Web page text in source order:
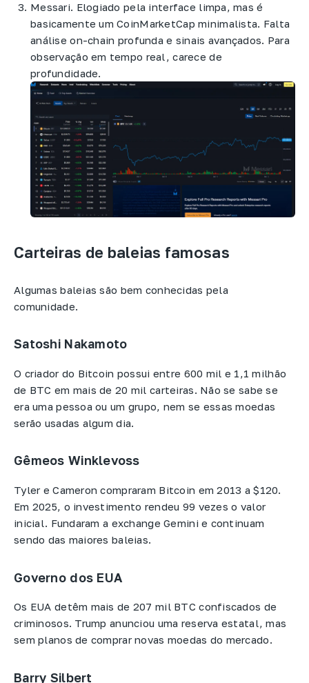
Messari. Elogiado pela interface limpa, mas é
basicamente um CoinMarketCap minimalista. Falta
análise on-chain profunda e sinais avançados. Para
observação em tempo real, carece de
profundidade.
Carteiras de baleias famosas
Algumas baleias são bem conhecidas pela
comunidade.
Satoshi Nakamoto
O criador do Bitcoin possui entre 600 mil e 1,1 milhão
de BTC em mais de 20 mil carteiras. Não se sabe se
era uma pessoa ou um grupo, nem se essas moedas
serão usadas algum dia.
Gêmeos Winklevoss
Tyler e Cameron compraram Bitcoin em 2013 a $120.
Em 2025, o investimento rendeu 99 vezes o valor
inicial. Fundaram a exchange Gemini e continuam
sendo das maiores baleias.
Governo dos EUA
Os EUA detêm mais de 207 mil BTC confiscados de
criminosos. Trump anunciou uma reserva estatal, mas
sem planos de comprar novas moedas do mercado.
Barry Silbert